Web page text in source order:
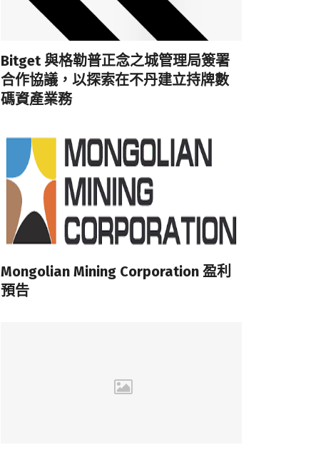
Bitget 與格勒普正念之城管理局簽署
合作協議，以探索在不丹建立持牌數
碼資產業務
Mongolian Mining Corporation 盈利
預告